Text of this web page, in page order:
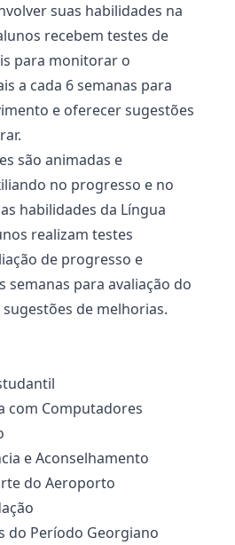
suas habilidades na
recebem testes de
para monitorar o
a cada 6 semanas para
e oferecer sugestões
são animadas e
no progresso e no
habilidades da Língua
realizam testes
de progresso e
semanas para avaliação do
de melhorias.
com Computadores
e Aconselhamento
do Aeroporto
do Período Georgiano